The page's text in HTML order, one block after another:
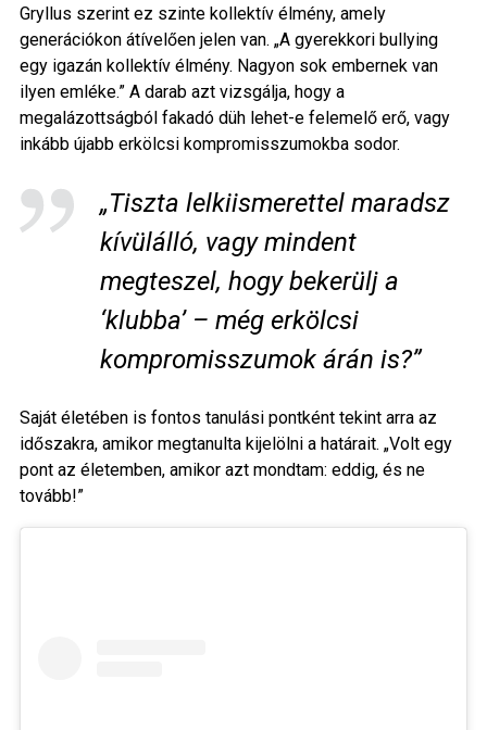
Gryllus szerint ez szinte kollektív élmény, amely
generációkon átívelően jelen van. „A gyerekkori bullying
egy igazán kollektív élmény. Nagyon sok embernek van
ilyen emléke.” A darab azt vizsgálja, hogy a
megalázottságból fakadó düh lehet-e felemelő erő, vagy
inkább újabb erkölcsi kompromisszumokba sodor.
„Tiszta lelkiismerettel maradsz
kívülálló, vagy mindent
megteszel, hogy bekerülj a
‘klubba’ – még erkölcsi
kompromisszumok árán is?”
Saját életében is fontos tanulási pontként tekint arra az
időszakra, amikor megtanulta kijelölni a határait. „Volt egy
pont az életemben, amikor azt mondtam: eddig, és ne
tovább!”